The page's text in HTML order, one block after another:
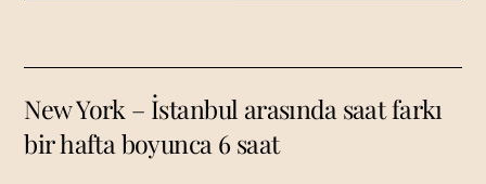
New York – İstanbul arasında saat farkı
bir hafta boyunca 6 saat